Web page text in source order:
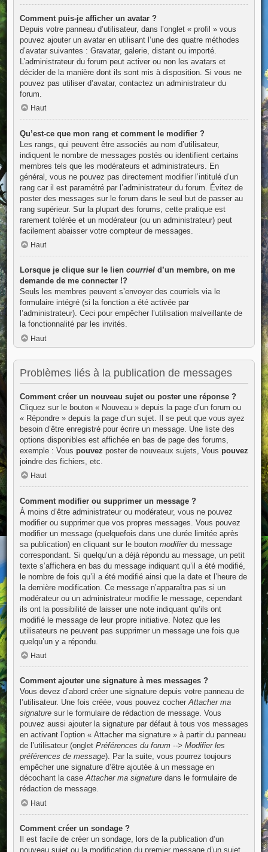
Comment puis-je afficher un avatar ?
Depuis votre panneau d’utilisateur, dans l’onglet « profil » vous
pouvez ajouter un avatar en utilisant l’une des quatre méthodes
d’avatar suivantes : Gravatar, galerie, distant ou importé.
L’administrateur du forum peut activer ou non les avatars et
décider de la manière dont ils sont mis à disposition. Si vous ne
pouvez pas utiliser d’avatar, contactez un administrateur du
forum.
Haut
Qu’est-ce que mon rang et comment le modifier ?
Les rangs, qui peuvent être associés au nom d’utilisateur,
indiquent le nombre de messages postés ou identifient certains
membres tels que les modérateurs et administrateurs. En
général, vous ne pouvez pas directement modifier l’intitulé d’un
rang car il est paramétré par l’administrateur du forum. Évitez de
poster des messages sur le forum dans le seul but de passer au
rang supérieur. Sur la plupart des forums, cette pratique est
rarement tolérée et un modérateur (ou un administrateur) peut
facilement abaisser votre compteur de messages.
Haut
Lorsque je clique sur le lien courrield’un membre, on me
demande de me connecter !?
Seuls les membres peuvent s’envoyer des courriels via le
formulaire intégré (si la fonction a été activée par
l’administrateur). Ceci pour empêcher l’utilisation malveillante de
la fonctionnalité par les invités.
Haut
Problèmes liés à la publication de messages
Comment créer un nouveau sujet ou poster une réponse ?
Cliquez sur le bouton « Nouveau » depuis la page d’un forum ou
« Répondre » depuis la page d’un sujet. Il se peut que vous ayez
besoin d’être enregistré pour écrire un message. Une liste des
options disponibles est affichée en bas de page des forums,
exemple : Vous pouvez poster de nouveaux sujets, Vous pouvez
joindre des fichiers, etc.
Haut
Comment modifier ou supprimer un message ?
À moins d’être administrateur ou modérateur, vous ne pouvez
modifier ou supprimer que vos propres messages. Vous pouvez
modifier un message (quelquefois dans une durée limitée après
sa publication) en cliquant sur le bouton modifierdu message
correspondant. Si quelqu’un a déjà répondu au message, un petit
texte s’affichera en bas du message indiquant qu’il a été modifié,
le nombre de fois qu’il a été modifié ainsi que la date et l’heure de
la dernière modification. Ce message n’apparaîtra pas si un
modérateur ou un administrateur modifie le message, cependant
ils ont la possibilité de laisser une note indiquant qu’ils ont
modifié le message de leur propre initiative. Notez que les
utilisateurs ne peuvent pas supprimer un message une fois que
quelqu’un y a répondu.
Haut
Comment ajouter une signature à mes messages ?
Vous devez d’abord créer une signature depuis votre panneau de
l’utilisateur. Une fois créée, vous pouvez cocherAttacher ma
signaturesur le formulaire de rédaction de message. Vous
pouvez aussi ajouter la signature par défaut à tous vos messages
en activant l’option « Attacher ma signature » à partir du panneau
de l’utilisateur (onglet Préférences du forum --> Modifier les
préférences de message). Par la suite, vous pourrez toujours
empêcher une signature d’être ajoutée à un message en
décochant la caseAttacher ma signaturedans le formulaire de
rédaction de message.
Haut
Comment créer un sondage ?
Il est facile de créer un sondage, lors de la publication d’un
nouveau sujet ou la modification du premier message d’un sujet